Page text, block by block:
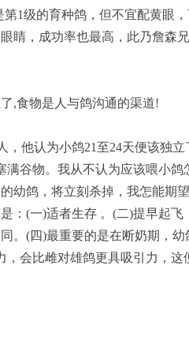
1级的育种鸽，但不宜配黄眼
睛，成功率也最高，此乃詹森
,食物是人与鸽沟通的渠道!
他认为小鸽21至24天便该独立
谷物。我从不认为应该喂小
幼鸽，将立刻杀掉，我怎能期
：(一)适者生存 。(二)提早起
。(四)最重要的是在断奶期，
会比雌对雄鸽更具吸引力，这